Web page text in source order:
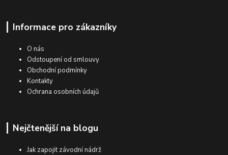
Informace pro zákazníky
O nás
Odstoupení od smlouvy
Obchodní podmínky
Kontakty
Ochrana osobních údajů
Nejčtenější na blogu
Jak zapojit závodní nádrž